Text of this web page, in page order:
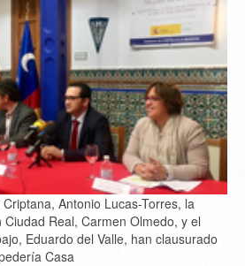
Antonio Lucas-Torres, la
Real, Carmen Olmedo, y el
Eduardo del Valle, han clausurado
Casa